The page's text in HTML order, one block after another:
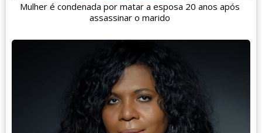
Mulher é condenada por matar a esposa 20 anos após
assassinar o marido